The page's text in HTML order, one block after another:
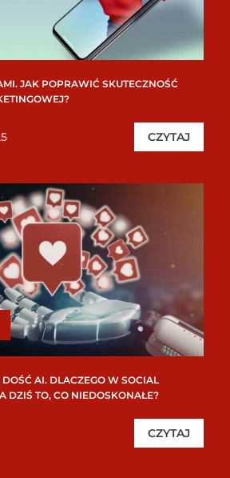
JAK POPRAWIĆ SKUTECZNOŚĆ
CZYTAJ
AI. DLACZEGO W SOCIAL
DZIŚ TO, CO NIEDOSKONAŁE?
CZYTAJ